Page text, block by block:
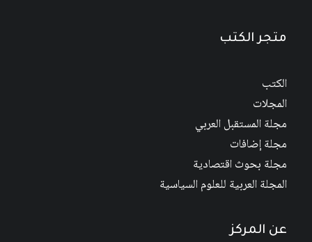
متجر الكتب
الكتب
المجلات
مجلة المستقبل العربي
مجلة إضافات
مجلة بحوث اقتصادية
المجلة العربية للعلوم السياسية
عن المركز